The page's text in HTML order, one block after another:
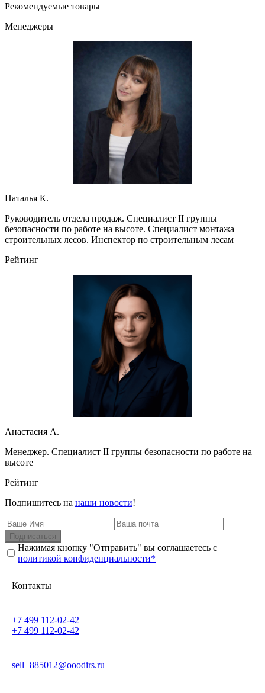
Рекомендуемые товары
Менеджеры
Наталья К.
Руководитель отдела продаж. Специалист II группы
безопасности по работе на высоте. Специалист монтажа
строительных лесов. Инспектор по строительным лесам
Рейтинг
Анастасия А.
Менеджер. Специалист II группы безопасности по работе на
высоте
Рейтинг
Подпишитесь на наши новости!
Подписаться
Нажимая кнопку "Отправить" вы соглашаетесь с
политикой конфиденциальности*
Контакты
+7 499 112-02-42
+7 499 112-02-42
sell+885012@ooodirs.ru